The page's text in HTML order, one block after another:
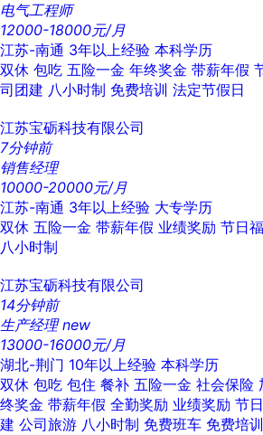
电气工程师
12000-18000元/月
江苏-南通 3年以上经验 本科学历
双休 包吃 五险一金 年终奖金 带薪年假
司团建 八小时制 免费培训 法定节假日
江苏宝砺科技有限公司
7分钟前
销售经理
10000-20000元/月
江苏-南通 3年以上经验 大专学历
双休 五险一金 带薪年假 业绩奖励 节日
八小时制
江苏宝砺科技有限公司
14分钟前
生产经理 new
13000-16000元/月
湖北-荆门 10年以上经验 本科学历
双休 包吃 包住 餐补 五险一金 社会保险
终奖金 带薪年假 全勤奖励 业绩奖励 节
建 公司旅游 八小时制 免费班车 免费培训